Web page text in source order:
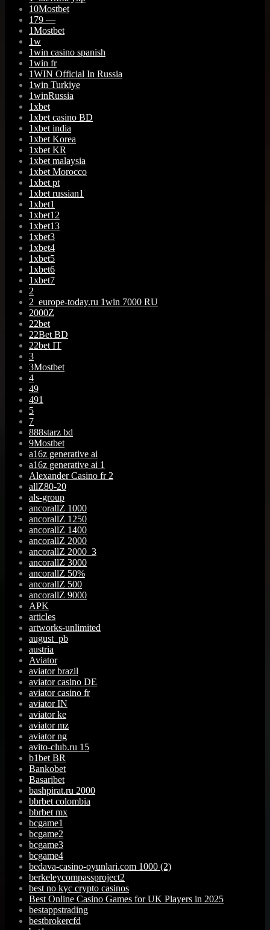
10Mostbet
179 —
1Mostbet
1w
1win casino spanish
1win fr
1WIN Official In Russia
1win Turkiye
1winRussia
1xbet
1xbet casino BD
1xbet india
1xbet Korea
1xbet KR
1xbet malaysia
1xbet Morocco
1xbet pt
1xbet russian1
1xbet1
1xbet12
1xbet13
1xbet3
1xbet4
1xbet5
1xbet6
1xbet7
2
2_europe-today.ru 1win 7000 RU
2000Z
22bet
22Bet BD
22bet IT
3
3Mostbet
4
49
491
5
7
888starz bd
9Mostbet
a16z generative ai
a16z generative ai 1
Alexander Casino fr 2
allZ80-20
als-group
ancorallZ 1000
ancorallZ 1250
ancorallZ 1400
ancorallZ 2000
ancorallZ 2000_3
ancorallZ 3000
ancorallZ 50%
ancorallZ 500
ancorallZ 9000
APK
articles
artworks-unlimited
august_pb
austria
Aviator
aviator brazil
aviator casino DE
aviator casino fr
aviator IN
aviator ke
aviator mz
aviator ng
avito-club.ru 15
b1bet BR
Bankobet
Basaribet
bashpirat.ru 2000
bbrbet colombia
bbrbet mx
bcgame1
bcgame2
bcgame3
bcgame4
bedava-casino-oyunlari.com 1000 (2)
berkeleycompassproject2
best no kyc crypto casinos
Best Online Casino Games for UK Players in 2025
bestappstrading
bestbrokercfd